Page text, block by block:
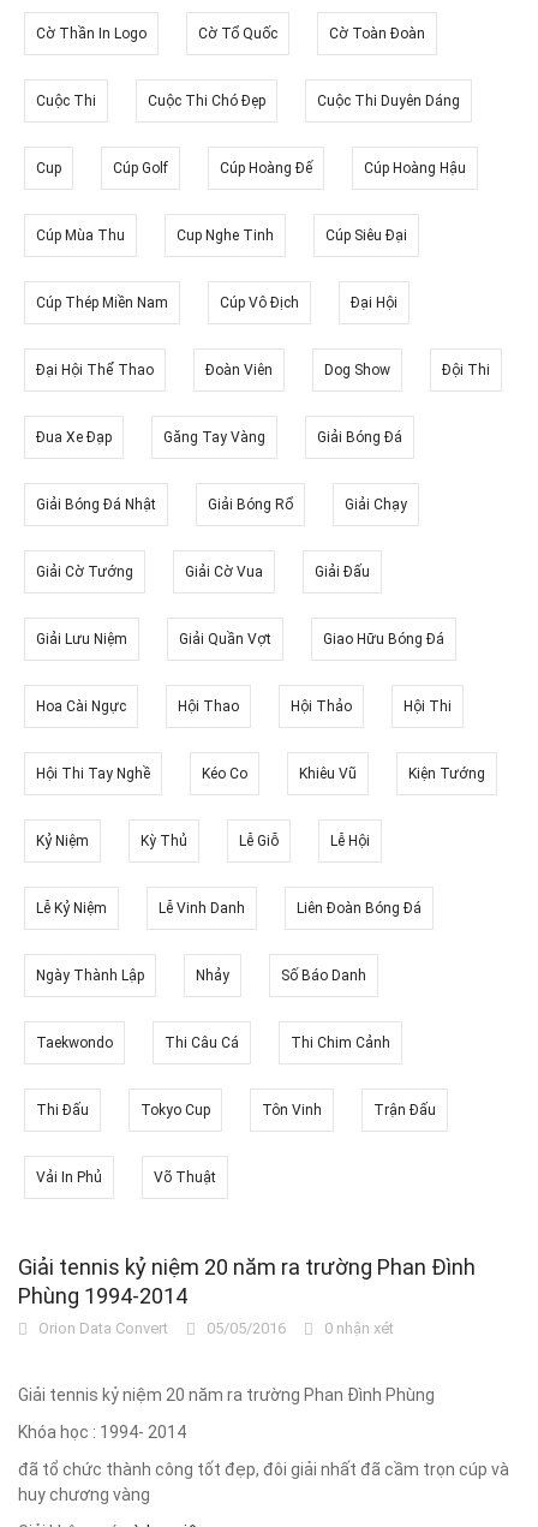
Cờ Thần In Logo Cờ Tổ Quốc Cờ Toàn Đoàn
Cuộc Thi Cuộc Thi Chó Đẹp Cuộc Thi Duyên Dáng
Cup Cúp Golf Cúp Hoàng Đế Cúp Hoàng Hậu
Cúp Mùa Thu Cup Nghe Tinh Cúp Siêu Đại
Cúp Thép Miền Nam Cúp Vô Địch Đại Hội
Đại Hội Thể Thao Đoàn Viên Dog Show Đội Thi
Đua Xe Đạp Găng Tay Vàng Giải Bóng Đá
Giải Bóng Đá Nhật Giải Bóng Rổ Giải Chạy
Giải Cờ Tướng Giải Cờ Vua Giải Đấu
Giải Lưu Niệm Giải Quần Vợt Giao Hữu Bóng Đá
Hoa Cài Ngực Hội Thao Hội Thảo Hội Thi
Hội Thi Tay Nghề Kéo Co Khiêu Vũ Kiện Tướng
Kỷ Niệm Kỳ Thủ Lễ Giỗ Lễ Hội
Lễ Kỷ Niệm Lễ Vinh Danh Liên Đoàn Bóng Đá
Ngày Thành Lập Nhảy Số Báo Danh
Taekwondo Thi Câu Cá Thi Chim Cảnh
Thi Đấu Tokyo Cup Tôn Vinh Trận Đấu
Vải In Phủ Võ Thuật
Giải tennis kỷ niệm 20 năm ra trường Phan Đình
Phùng 1994-2014
Orion Data Convert 05/05/2016 0 nhận xét
Giải tennis kỷ niệm 20 năm ra trường Phan Đình Phùng
Khóa học : 1994- 2014
đã tổ chức thành công tốt đẹp, đôi giải nhất đã cầm trọn cúp và
huy chương vàng